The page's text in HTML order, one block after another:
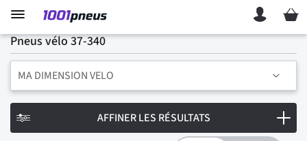
Mon
Pneus vélo 37-340
MA DIMENSION VELO
AFFINER LES RÉSULTATS